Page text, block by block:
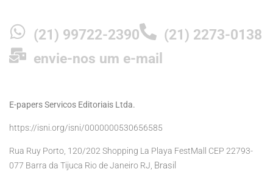
(21) 99722-2390
(21) 2273-0138
envie-nos um e-mail
E-papers Servicos Editoriais Ltda.
https://isni.org/isni/0000000530656585
Rua Ruy Porto, 120/202 Shopping La Playa FestMall CEP 22793-
077 Barra da Tijuca Rio de Janeiro RJ, Brasil